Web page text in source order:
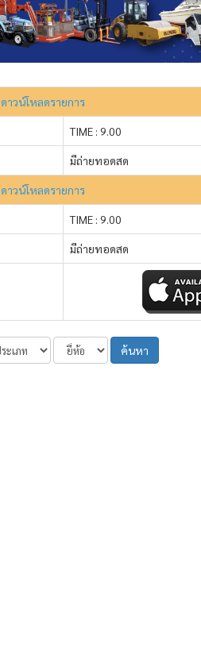
ดาวน์โหลดรายการ
TIME : 9.00
มีถ่ายทอดสด
ดาวน์โหลดรายการ
TIME : 9.00
มีถ่ายทอดสด
ค้นหา